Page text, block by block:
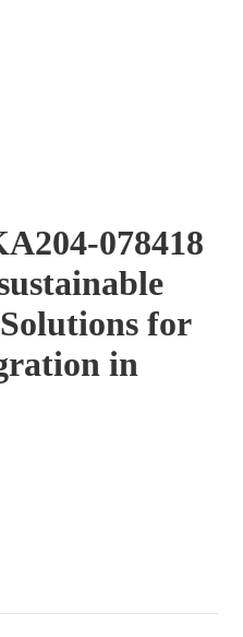
078418
for
in